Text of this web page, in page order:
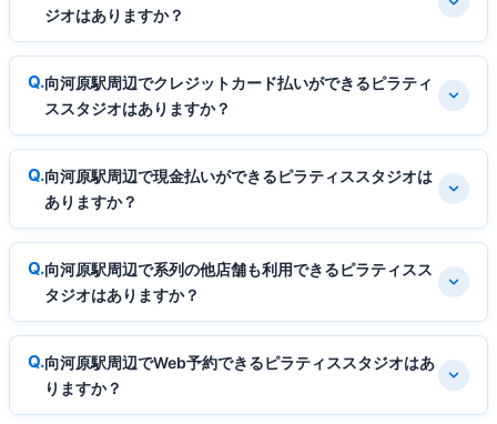
ジオはありますか？
向河原駅周辺でクレジットカード払いができるピラティ
ススタジオはありますか？
向河原駅周辺で現金払いができるピラティススタジオは
ありますか？
向河原駅周辺で系列の他店舗も利用できるピラティスス
タジオはありますか？
向河原駅周辺でWeb予約できるピラティススタジオはあ
りますか？